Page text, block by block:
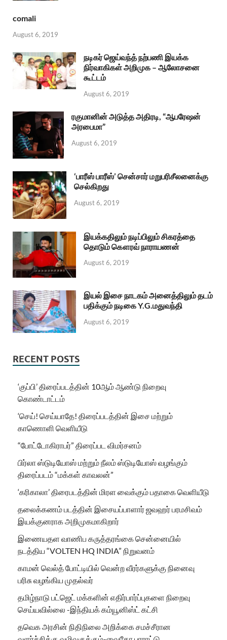
comali
August 6, 2019
நடிகர் ஜெய்வந்த் நற்பணி இயக்க
நிர்வாகிகள் அறிமுக – ஆலோசனை
கூட்டம்
August 6, 2019
ரகுமானின் அடுத்த அதிரடி, “ஆபரேஷன்
அரபைமா”
August 6, 2019
‘பாரீஸ் பாரீஸ்’ சென்சார் மறுபரிசீலனைக்கு
செல்கிறது
August 6, 2019
இயக்கதிலும் நடிப்பிலும் சிகரத்தை
தொடும் கௌரவ் நாராயணன்
August 6, 2019
இயல் இசை நாடகம் அனைத்திலும் தடம்
பதிக்கும் நடிகை Y.G.மதுவந்தி
August 6, 2019
RECENT POSTS
‘குப்பி’ திரைப்படத்தின் 10ஆம் ஆண்டு நிறைவு
கொண்டாட்டம்
‘செய்! செய்யாதே! திரைப்படத்தின் இசை மற்றும்
காணொளி வெளியீடு
“போட்டோகிராபர்” திரைப்பட விமர்சனம்
பிர்லா ஸ்டுடியோஸ் மற்றும் நீலம் ஸ்டுடியோஸ் வழங்கும்
திரைப்படம் “மக்கள் காவலன்”
‘கரிகாலா’ திரைபடத்தின் மிரள வைக்கும் பதாகை வெளியீடு
தலைக்கணம் படத்தின் இசையப்பாளார் ஜவஹர் பரமசிவம்
இயக்குனராக அறிமுகமாகிறார்
இணையதள வாணிப கருத்தரங்கை சென்னையில்
நடத்திய “VOLTEN HQ INDIA” நிறுவனம்
காமன் வெல்த் போட்டியில் வென்ற வீரர்களுக்கு நினைவு
பரிசு வழங்கிய முதல்வர்
தமிழ்நாடு பட்ஜெட் மக்களின் எதிர்பார்ப்புகளை நிறைவு
செய்யவில்லை -இந்தியக் கம்யூனிஸ்ட் கட்சி
தவெக அரசின் நிதிநிலை அறிக்கை சமச்சீரான